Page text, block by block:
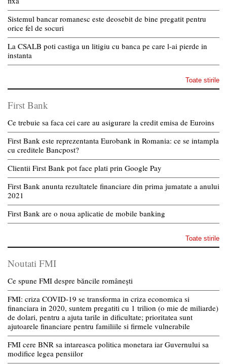
Sistemul bancar romanesc este deosebit de bine pregatit pentru
orice fel de socuri
La CSALB poti castiga un litigiu cu banca pe care l-ai pierde in
instanta
Toate stirile
First Bank
Ce trebuie sa faca cei care au asigurare la credit emisa de Euroins
First Bank este reprezentanta Eurobank in Romania: ce se intampla
cu creditele Bancpost?
Clientii First Bank pot face plati prin Google Pay
First Bank anunta rezultatele financiare din prima jumatate a anului
2021
First Bank are o noua aplicatie de mobile banking
Toate stirile
Noutati FMI
Ce spune FMI despre băncile românești
FMI: criza COVID-19 se transforma in criza economica si
financiara in 2020, suntem pregatiti cu 1 trilion (o mie de miliarde)
de dolari, pentru a ajuta tarile in dificultate; prioritatea sunt
ajutoarele financiare pentru familiile si firmele vulnerabile
FMI cere BNR sa intareasca politica monetara iar Guvernului sa
modifice legea pensiilor